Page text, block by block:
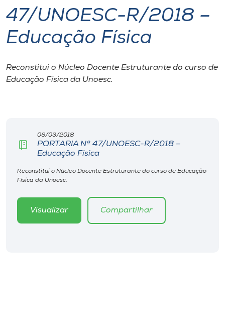
I.nova
Cultura
Biblioteca
Editora
Rádio
47/UNOESC-R/2018 –
Educação Física
Reconstitui o Núcleo Docente Estruturante do curso de
Educação Física da Unoesc.
06/03/2018
PORTARIA Nº 47/UNOESC-R/2018 –
Educação Física
Reconstitui o Núcleo Docente Estruturante do curso de Educação
Física da Unoesc.
Visualizar Compartilhar